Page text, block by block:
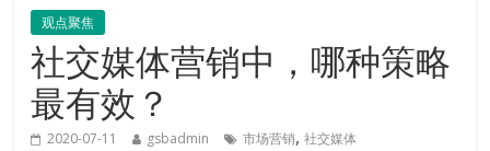
观点聚焦
社交媒体营销中，哪种策略
最有效？
2020-07-11 gsbadmin 市场营销,社交媒体